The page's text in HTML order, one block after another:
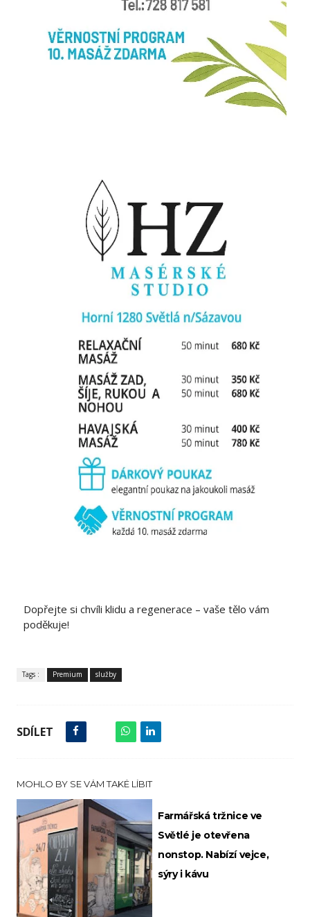
Dopřejte si chvíli klidu a regenerace – vaše tělo vám
poděkuje!
Tags : Premium služby
SDÍLET
MOHLO BY SE VÁM TAKÉ LÍBIT
Farmářská tržnice ve
Světlé je otevřena
nonstop. Nabízí vejce,
sýry i kávu